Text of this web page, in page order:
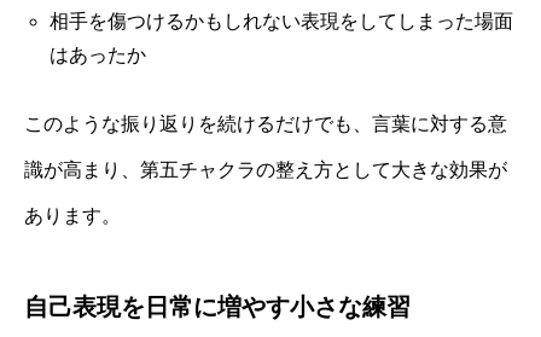
相手を傷つけるかもしれない表現をしてしまった場面
はあったか
このような振り返りを続けるだけでも、言葉に対する意
識が高まり、第五チャクラの整え方として大きな効果が
あります。
自己表現を日常に増やす小さな練習